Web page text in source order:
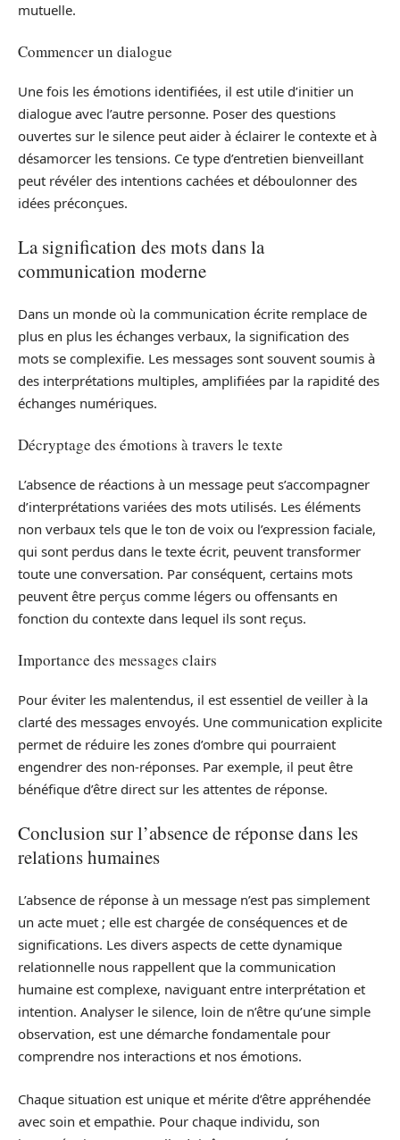
mutuelle.
Commencer un dialogue
Une fois les émotions identifiées, il est utile d’initier un
dialogue avec l’autre personne. Poser des questions
ouvertes sur le silence peut aider à éclairer le contexte et à
désamorcer les tensions. Ce type d’entretien bienveillant
peut révéler des intentions cachées et déboulonner des
idées préconçues.
La signification des mots dans la
communication moderne
Dans un monde où la communication écrite remplace de
plus en plus les échanges verbaux, la signification des
mots se complexifie. Les messages sont souvent soumis à
des interprétations multiples, amplifiées par la rapidité des
échanges numériques.
Décryptage des émotions à travers le texte
L’absence de réactions à un message peut s’accompagner
d’interprétations variées des mots utilisés. Les éléments
non verbaux tels que le ton de voix ou l’expression faciale,
qui sont perdus dans le texte écrit, peuvent transformer
toute une conversation. Par conséquent, certains mots
peuvent être perçus comme légers ou offensants en
fonction du contexte dans lequel ils sont reçus.
Importance des messages clairs
Pour éviter les malentendus, il est essentiel de veiller à la
clarté des messages envoyés. Une communication explicite
permet de réduire les zones d’ombre qui pourraient
engendrer des non-réponses. Par exemple, il peut être
bénéfique d’être direct sur les attentes de réponse.
Conclusion sur l’absence de réponse dans les
relations humaines
L’absence de réponse à un message n’est pas simplement
un acte muet ; elle est chargée de conséquences et de
significations. Les divers aspects de cette dynamique
relationnelle nous rappellent que la communication
humaine est complexe, naviguant entre interprétation et
intention. Analyser le silence, loin de n’être qu’une simple
observation, est une démarche fondamentale pour
comprendre nos interactions et nos émotions.
Chaque situation est unique et mérite d’être appréhendée
avec soin et empathie. Pour chaque individu, son